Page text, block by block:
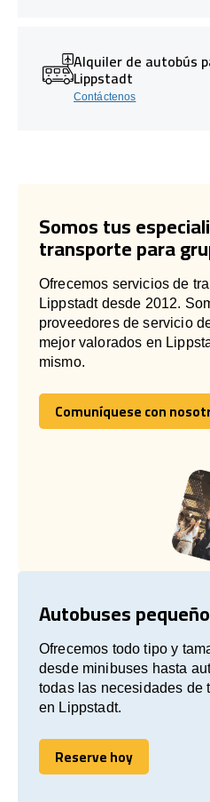
Alquiler de autobús
Lippstadt
Contáctenos
Somos tus
transporte para
Ofrecemos servicios de
Lippstadt desde 2012.
proveedores de servicio
mejor valorados en
mismo.
Comuníquese con
Comuníquese con
Autobuses
Ofrecemos todo tipo y
desde minibuses hasta
todas las necesidades de
en Lippstadt.
Reserve hoy
Reserve hoy